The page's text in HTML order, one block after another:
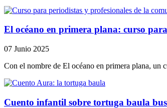
El océano en primera plana: curso
07 Junio 2025
Con el nombre de El océano en primera plana, un
Cuento infantil sobre tortuga baula